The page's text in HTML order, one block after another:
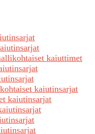
kaiuttimet
kaiutinsarjat
kaiutinsarjat